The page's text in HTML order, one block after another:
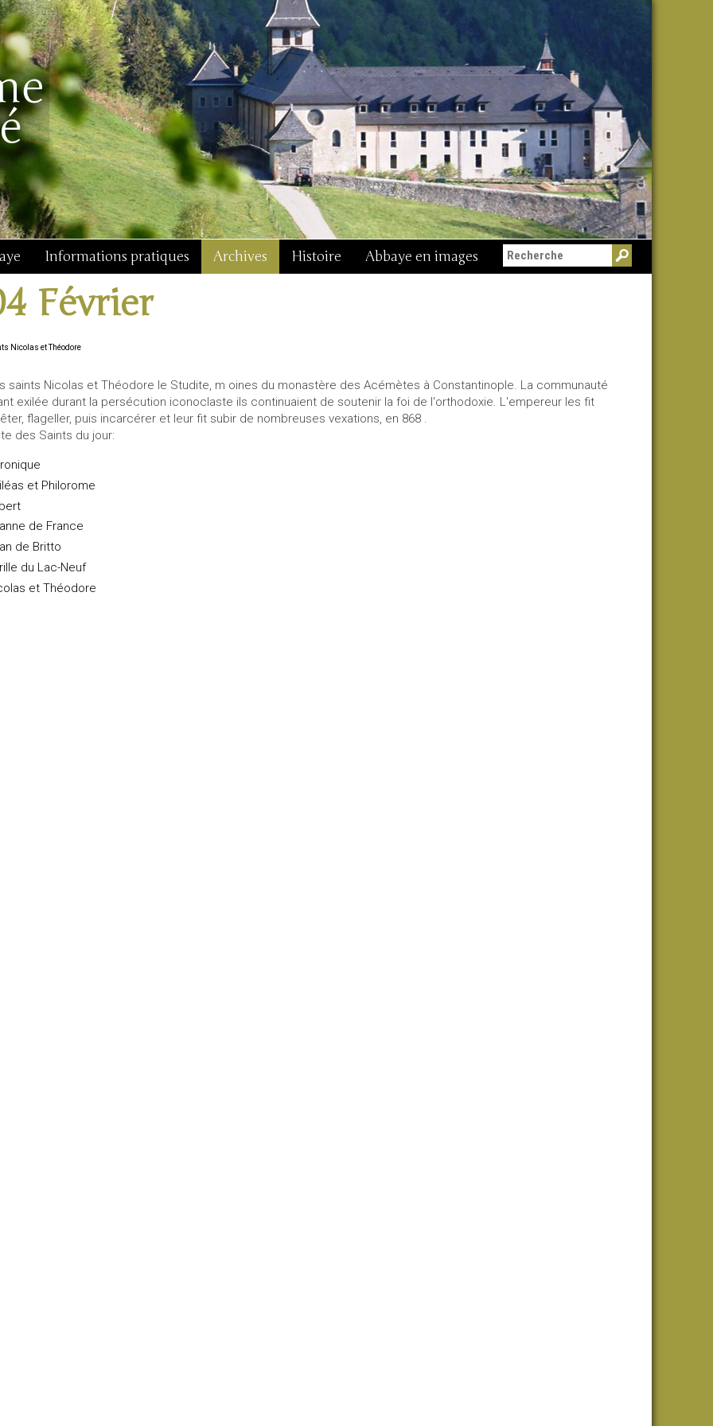
Informations pratiques Archives Histoire Abbaye en images
Février
Nicolas et Théodore
saints Nicolas et Théodore le Studite, m oines du monastère des Acémètes à Constantinople. La communauté
exilée durant la persécution iconoclaste ils continuaient de soutenir la foi de l'orthodoxie. L'empereur les fit
flageller, puis incarcérer et leur fit subir de nombreuses vexations, en 868 .
des Saints du jour:
et Philorome
de France
de Britto
du Lac-Neuf
et Théodore